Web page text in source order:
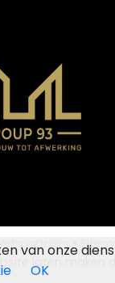
•
laten maken
van onze
OK